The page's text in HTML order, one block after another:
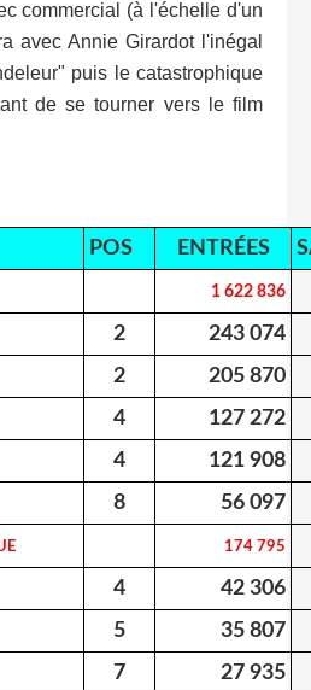
commercial (à l'échelle d'un
avec Annie Girardot l'inégal
puis le catastrophique
de se tourner vers le film
POS ENTRÉES
1 622 836
2
243 074
2
205 870
4
127 272
4
121 908
8 56 097
174 795
4
42 306
5
35 807
7
27 935